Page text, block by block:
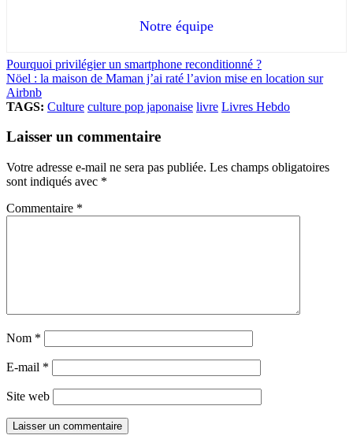
Notre équipe
Pourquoi privilégier un smartphone reconditionné ?
Nöel : la maison de Maman j’ai raté l’avion mise en location sur
Airbnb
TAGS: Culture culture pop japonaise livre Livres Hebdo
Laisser un commentaire
Votre adresse e-mail ne sera pas publiée. Les champs obligatoires
sont indiqués avec *
Commentaire *
Nom *
E-mail *
Site web